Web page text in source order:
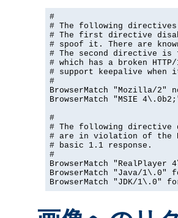
#
# The following directives
# The first directive
# spoof it. There are
# The second directive
# which has a broken
# support keepalive
#
BrowserMatch "Mozilla/2"
BrowserMatch "MSIE
#
# The following directive
# are in violation of the
# basic 1.1 response.
#
BrowserMatch
BrowserMatch "Java/1\.0"
BrowserMatch "JDK/1\.0"